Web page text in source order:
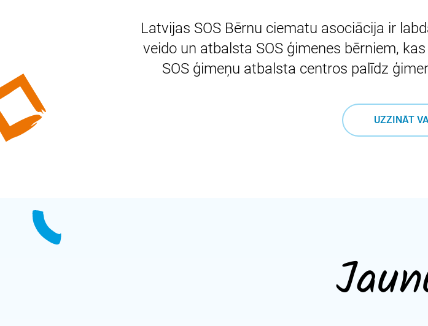
Latvijas SOS Bērnu ciematu asociācija ir
veido un atbalsta SOS ģimenes bērniem,
SOS ģimeņu atbalsta centros palīdz
UZZINĀT